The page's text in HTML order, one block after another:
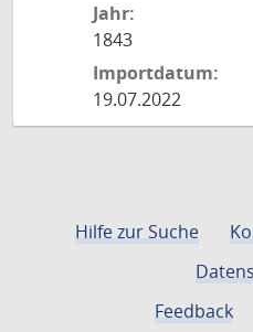
Jahr:
1843
Importdatum:
19.07.2022
Hilfe zur Suche
Feedback